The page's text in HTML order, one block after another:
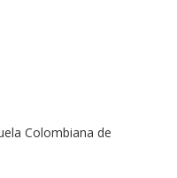
Colombiana de